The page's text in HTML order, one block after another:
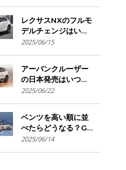
レクサスNXのフルモ
デルチェンジはい
つ？発売時期・デザ
2025/06/15
アーバンクルーザー
の日本発売はいつ？
国内導入の可能性と
2025/06/22
ベンツを高い順に並
べたらどうなる？G
クラスからSマイバ
2025/06/14